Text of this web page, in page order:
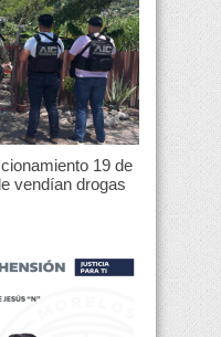
19 de
vendían drogas